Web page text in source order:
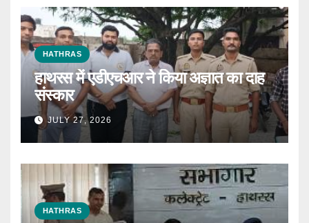
HATHRAS
हाथरस में एडीएचआर ने किया अज्ञात का दाह
संस्कार
JULY 27, 2026
HATHRAS